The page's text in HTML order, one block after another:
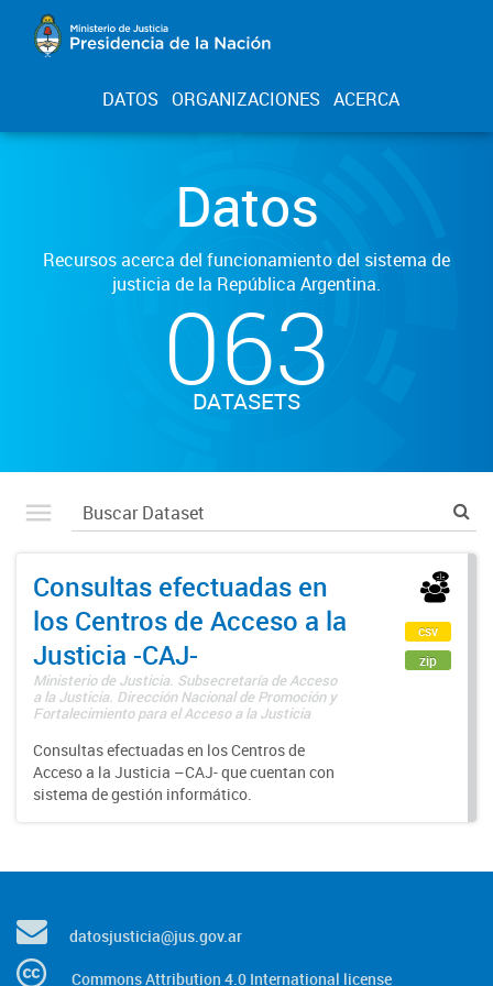
DATOS ORGANIZACIONES ACERCA
Datos
Recursos acerca del funcionamiento del sistema de
justicia de la República Argentina.
063
DATASETS
Consultas efectuadas en
los Centros de Acceso a la
Justicia -CAJ-
Ministerio de Justicia. Subsecretaría de Acceso
a la Justicia. Dirección Nacional de Promoción y
Fortalecimiento para el Acceso a la Justicia
Consultas efectuadas en los Centros de
Acceso a la Justicia –CAJ- que cuentan con
sistema de gestión informático.
csv
zip
datosjusticia@jus.gov.ar
Commons Attribution 4.0 International license